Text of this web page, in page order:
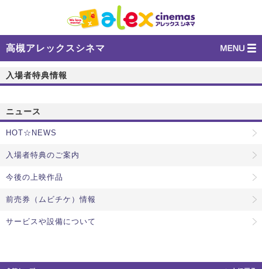
高槻アレックスシネマ
入場者特典情報
ニュース
HOT☆NEWS
入場者特典のご案内
今後の上映作品
前売券（ムビチケ）情報
サービスや設備について